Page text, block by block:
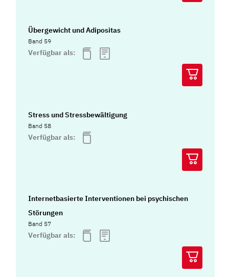
Übergewicht und Adipositas
Band 59
Verfügbar als:
Stress und Stressbewältigung
Band 58
Verfügbar als:
Internetbasierte Interventionen bei psychischen
Störungen
Band 57
Verfügbar als: